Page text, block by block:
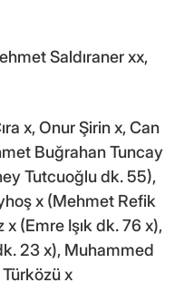
Saldıraner xx,
x, Onur Şirin x, Can
Buğrahan Tuncay
Tutcuoğlu dk. 55),
x (Mehmet Refik
(Emre Işık dk. 76 x),
23 x), Muhammed
x